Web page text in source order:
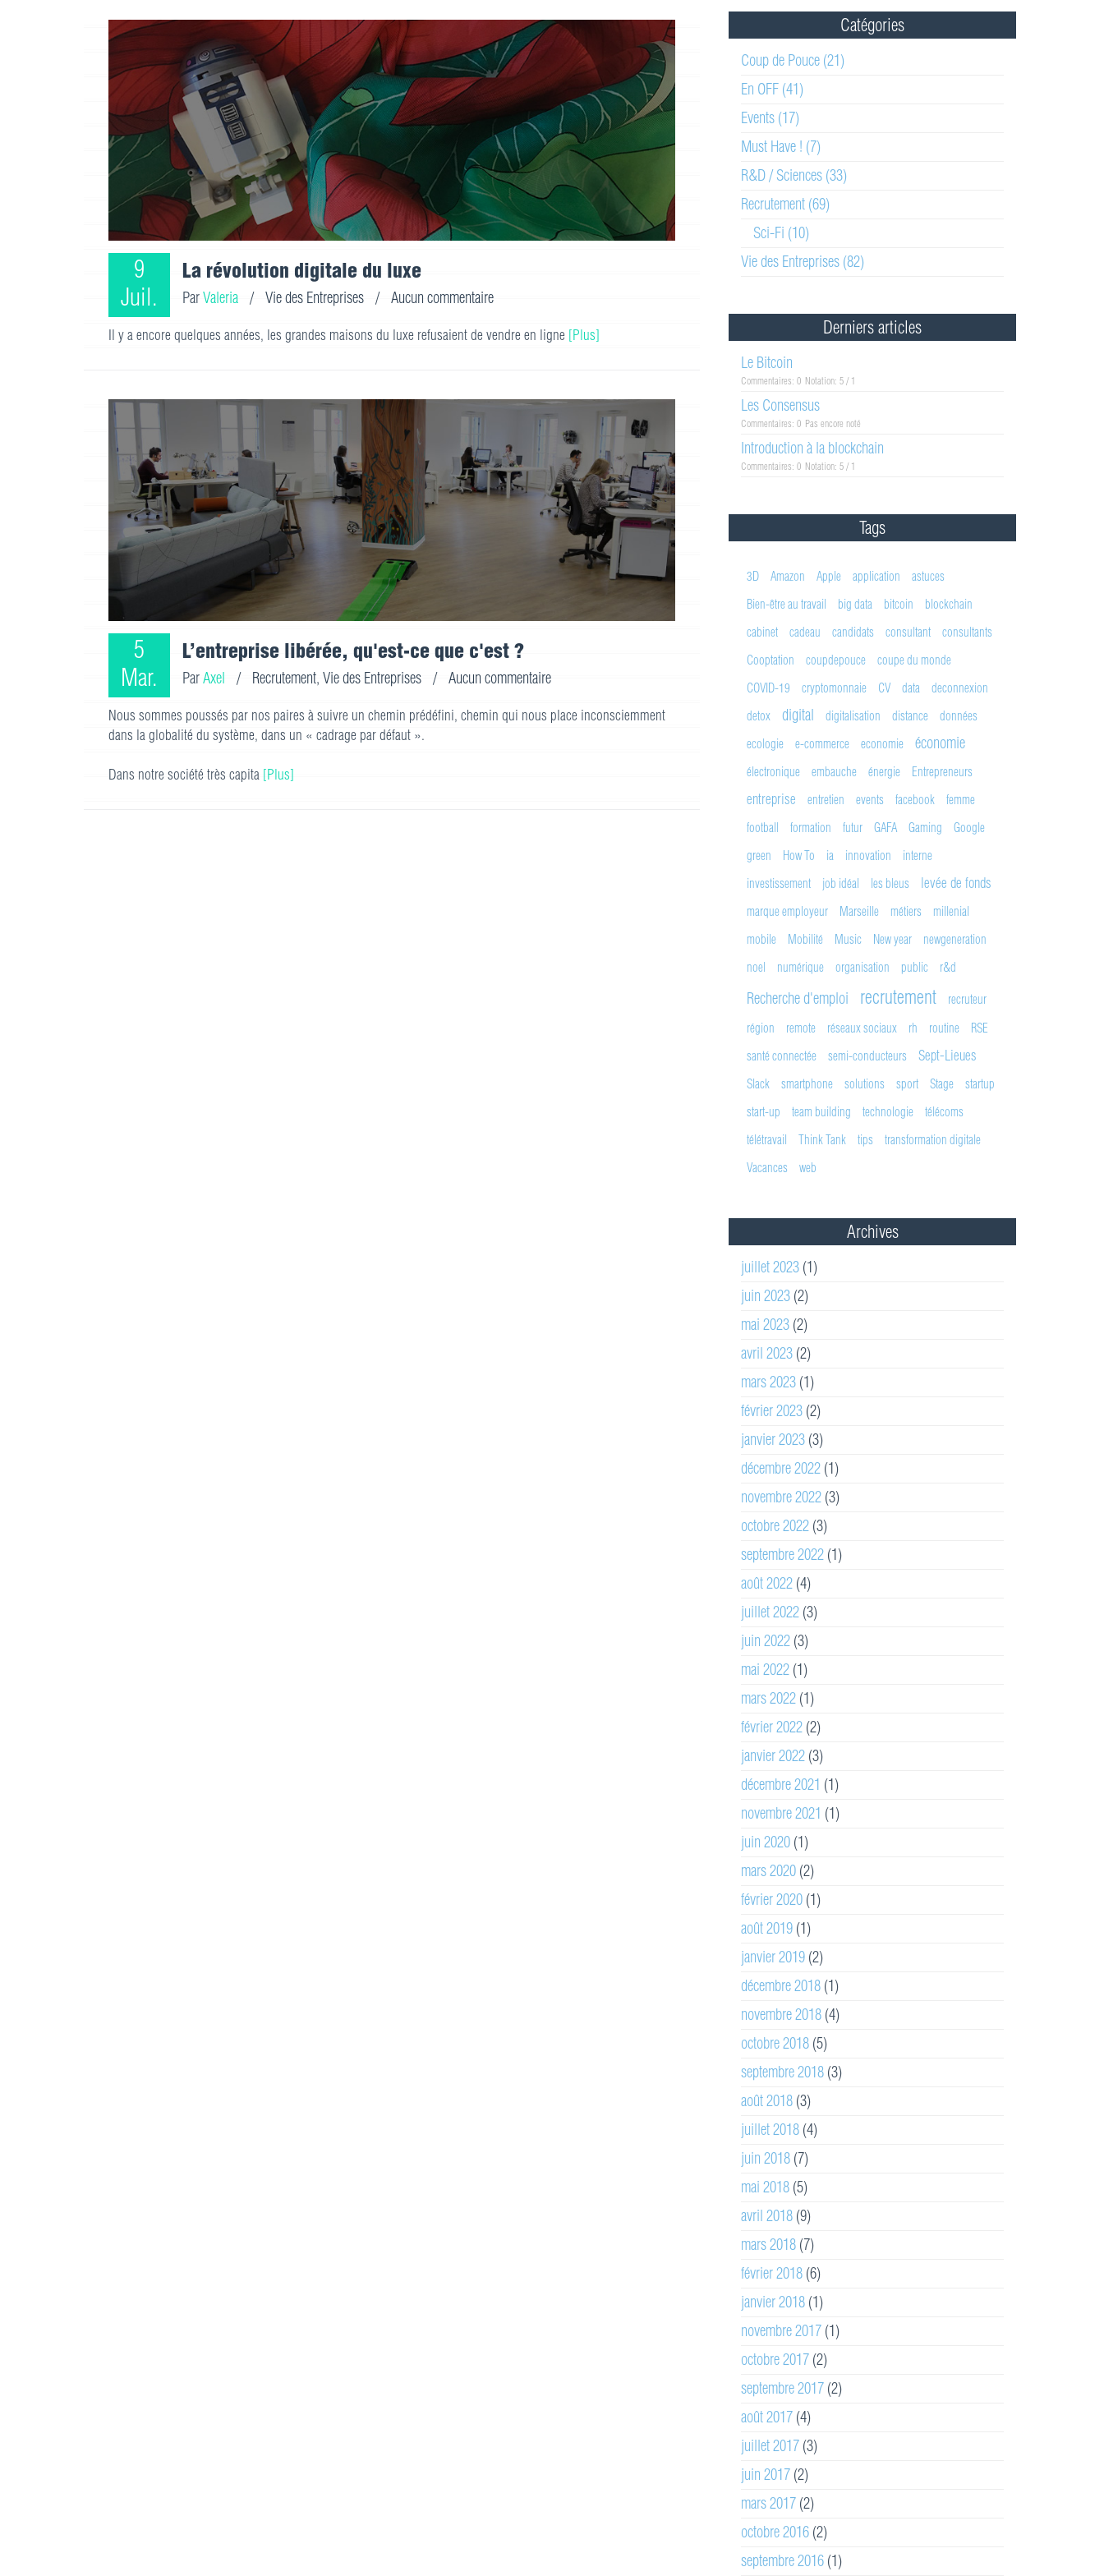
9
Juil.
La révolution digitale du luxe
ParValeria / Vie des Entreprises / Aucun commentaire
Il y a encore quelques années, les grandes maisons du luxe refusaient de vendre en ligne [Plus]
5
Mar.
L’entreprise libérée, qu'est-ce que c'est ?
ParAxel / Recrutement, Vie des Entreprises / Aucun commentaire
Nous sommes poussés par nos paires à suivre un chemin prédéfini, chemin qui nous place inconsciemment
dans la globalité du système, dans un « cadrage par défaut ».
Dans notre société très capita [Plus]
Catégories
Coup de Pouce (21)
En OFF (41)
Events (17)
Must Have ! (7)
R&D / Sciences (33)
Recrutement (69)
Sci-Fi (10)
Vie des Entreprises (82)
Derniers articles
Le Bitcoin
Commentaires: 0 Notation: 5 / 1
Les Consensus
Commentaires: 0 Pas encore noté
Introduction à la blockchain
Commentaires: 0 Notation: 5 / 1
Tags
3D Amazon Apple application
astuces
Bien-être au travail
big data bitcoin
blockchain
cabinet
cadeau candidats consultant
consultants
Cooptation
coupdepouce
coupe du monde
COVID-19
cryptomonnaie CV data
deconnexion
detox
digital digitalisation distance
données
ecologie
e-commerce economie économie
électronique embauche énergie Entrepreneurs
entreprise entretien events facebook
femme
football
formation futur GAFA Gaming
Google
green
How To ia innovation
interne
investissement
job idéal les bleus levée de fonds
marque employeur Marseille métiers
millenial
mobile
Mobilité Music New year
newgeneration
noel
numérique organisation public r&d
Recherche d'emploi recrutement
recruteur
région
remote réseaux sociaux rh routine
RSE
santé connectée
semi-conducteurs Sept-Lieues
Slack smartphone solutions sport Stage
startup
start-up
team building technologie
télécoms
télétravail
Think Tank tips
transformation digitale
Vacances
web
Archives
juillet 2023 (1)
juin 2023 (2)
mai 2023 (2)
avril 2023 (2)
mars 2023 (1)
février 2023 (2)
janvier 2023 (3)
décembre 2022 (1)
novembre 2022 (3)
octobre 2022 (3)
septembre 2022 (1)
août 2022 (4)
juillet 2022 (3)
juin 2022 (3)
mai 2022 (1)
mars 2022 (1)
février 2022 (2)
janvier 2022 (3)
décembre 2021 (1)
novembre 2021 (1)
juin 2020 (1)
mars 2020 (2)
février 2020 (1)
août 2019 (1)
janvier 2019 (2)
décembre 2018 (1)
novembre 2018 (4)
octobre 2018 (5)
septembre 2018 (3)
août 2018 (3)
juillet 2018 (4)
juin 2018 (7)
mai 2018 (5)
avril 2018 (9)
mars 2018 (7)
février 2018 (6)
janvier 2018 (1)
novembre 2017 (1)
octobre 2017 (2)
septembre 2017 (2)
août 2017 (4)
juillet 2017 (3)
juin 2017 (2)
mars 2017 (2)
octobre 2016 (2)
septembre 2016 (1)